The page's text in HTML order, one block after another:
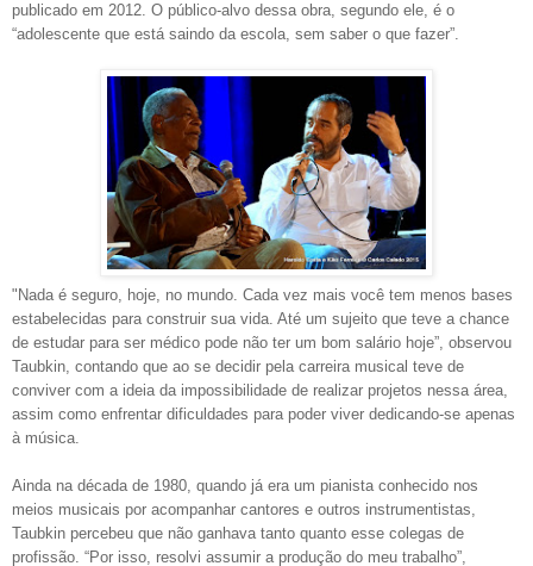
publicado em 2012. O público-alvo dessa obra, segundo ele, é o
“adolescente que está saindo da escola, sem saber o que fazer”.
"Nada é seguro, hoje, no mundo. Cada vez mais você tem menos bases
estabelecidas para construir sua vida. Até um sujeito que teve a chance
de estudar para ser médico pode não ter um bom salário hoje”, observou
Taubkin, contando que ao se decidir pela carreira musical teve de
conviver com a ideia da impossibilidade de realizar projetos nessa área,
assim como enfrentar dificuldades para poder viver dedicando-se apenas
à música.
Ainda na década de 1980, quando já era um pianista conhecido nos
meios musicais por acompanhar cantores e outros instrumentistas,
Taubkin percebeu que não ganhava tanto quanto esse colegas de
profissão. “Por isso, resolvi assumir a produção do meu trabalho”,